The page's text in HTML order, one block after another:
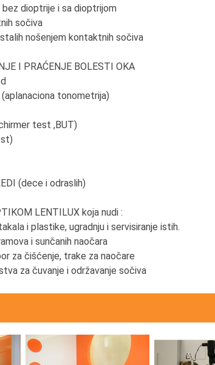
dioptrije i sa dioptrijom
sočiva
nošenjem kontaktnih sočiva
I PRAĆENJE BOLESTI OKA
tonometrija)
test ,BUT)
(dece i odraslih)
LENTILUX koja nudi :
i plastike, ugradnju i servisiranje istih.
i sunčanih naočara
za čišćenje, trake za naočare
za čuvanje i održavanje sočiva